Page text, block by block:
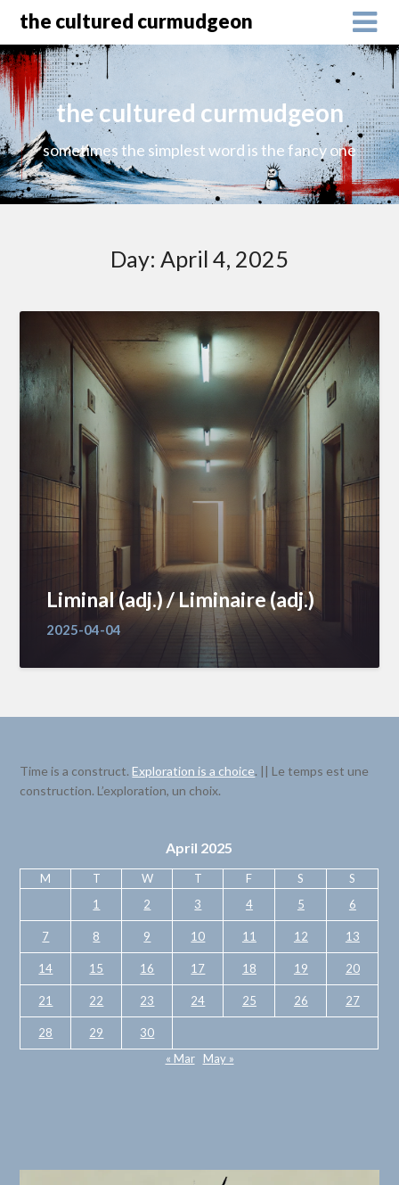
the cultured curmudgeon
the cultured curmudgeon
sometimes the simplest word is the fancy one
Day: April 4, 2025
Liminal (adj.) / Liminaire (adj.)
2025-04-04
Time is a construct.Exploration is a choice. || Le temps est une
construction. L’exploration, un choix.
April 2025
M T W T F S
S
1
2 3 4 5 6
7 8 9 10 11 12 13
14 15 16 17 18 19 20
21 22 23 24 25 26 27
28 29
30
« Mar
May »